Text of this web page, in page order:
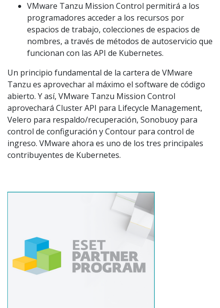
VMware Tanzu Mission Control permitirá a los
programadores acceder a los recursos por
espacios de trabajo, colecciones de espacios de
nombres, a través de métodos de autoservicio que
funcionan con las API de Kubernetes.
Un principio fundamental de la cartera de VMware
Tanzu es aprovechar al máximo el software de código
abierto. Y así, VMware Tanzu Mission Control
aprovechará Cluster API para Lifecycle Management,
Velero para respaldo/recuperación, Sonobuoy para
control de configuración y Contour para control de
ingreso. VMware ahora es uno de los tres principales
contribuyentes de Kubernetes.